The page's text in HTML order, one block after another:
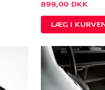
899,00 DKK